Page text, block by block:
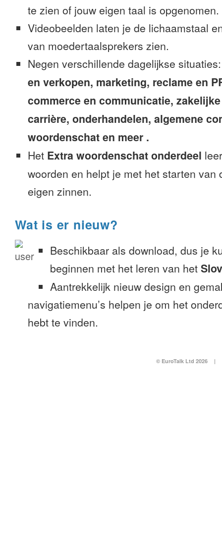
te zien of jouw eigen taal is opgenomen.
Videobeelden laten je de lichaamstaal
van moedertaalsprekers zien.
Negen verschillende dagelijkse
en verkopen, marketing, reclame en
commerce en communicatie,
carrière, onderhandelen, algemene
woordenschat en meer .
Het Extra woordenschat onderdeel
woorden en helpt je met het starten van
eigen zinnen.
Wat is er nieuw?
Beschikbaar als download, dus je
beginnen met het leren van het
Aantrekkelijk nieuw design en
navigatiemenu’s helpen je om het
hebt te vinden.
© EuroTalk Ltd 2026 |